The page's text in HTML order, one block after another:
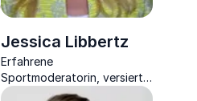
Jessica Libbertz
Erfahrene
Sportmoderatorin, versierte
Journalistin und